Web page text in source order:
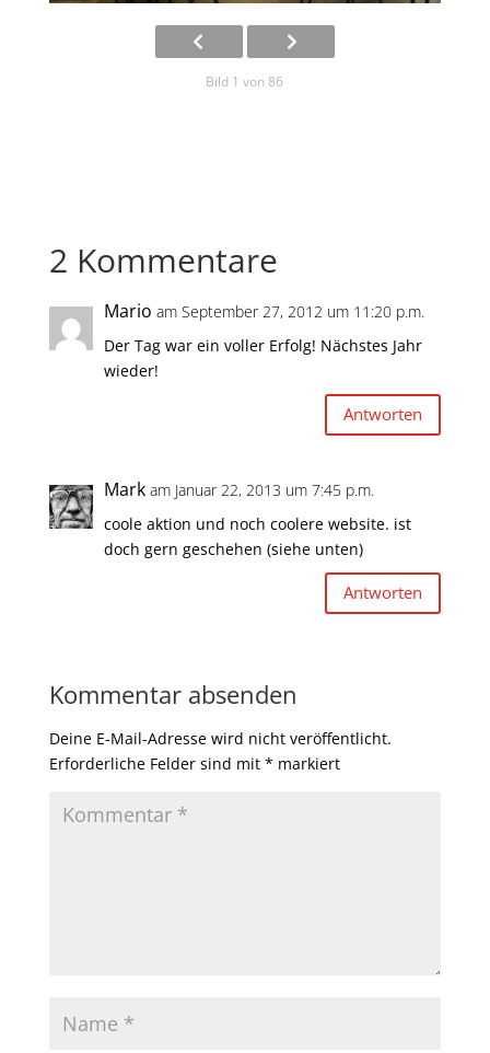
Bild 1 von 86
2 Kommentare
Mario am September 27, 2012 um 11:20 p.m.
Der Tag war ein voller Erfolg! Nächstes Jahr
wieder!
Antworten
Mark am Januar 22, 2013 um 7:45 p.m.
coole aktion und noch coolere website. ist
doch gern geschehen (siehe unten)
Antworten
Kommentar absenden
Deine E-Mail-Adresse wird nicht veröffentlicht.
Erforderliche Felder sind mit * markiert